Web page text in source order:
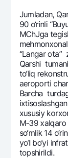
Jumladan,
90 o‘rinli
MChJga
“Langar ota”
Qarshi
to‘liq
aeroporti
Barcha
xususiy
M-39
so‘mlik 14
yo‘l bo‘yi
topshirildi.